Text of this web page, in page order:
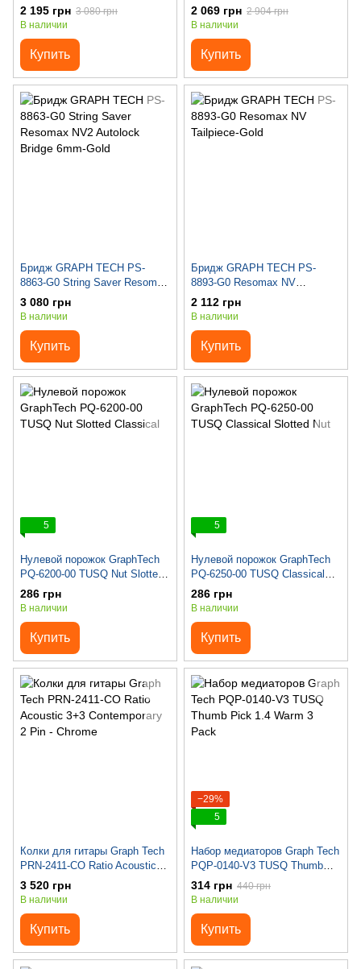
2 195 грн 3 080 грн
В наличии
Купить
Resomax NV1 Autolock Bridge
4mm Nickel
2 069 грн 2 904 грн
В наличии
Купить
Бридж GRAPH TECH PS-
8863-G0 String Saver Resomax
NV2 Autolock Bridge 6mm-Gold
3 080 грн
В наличии
Купить
Бридж GRAPH TECH PS-
8893-G0 Resomax NV
Tailpiece-Gold
2 112 грн
В наличии
Купить
5
Нулевой порожок GraphTech
PQ-6200-00 TUSQ Nut Slotted
Classical
286 грн
В наличии
Купить
5
Нулевой порожок GraphTech
PQ-6250-00 TUSQ Classical
Slotted Nut
286 грн
В наличии
Купить
Колки для гитары Graph Tech
PRN-2411-CO Ratio Acoustic
3+3 Contemporary 2 Pin -
Chrome
3 520 грн
В наличии
Купить
−29%
5
Набор медиаторов Graph Tech
PQP-0140-V3 TUSQ Thumb
Pick 1.4 Warm 3 Pack
314 грн 440 грн
В наличии
Купить